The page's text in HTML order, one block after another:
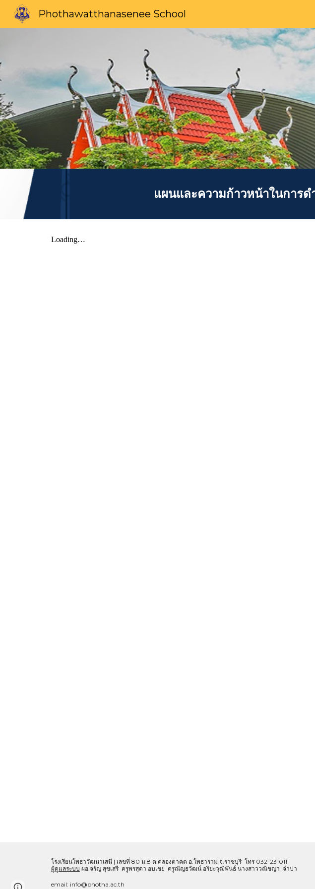
Phothawatthanasenee School
แผนและความก้าวหน้าในการด
โรงเรียนโพธาวัฒนาเสนี | เลขที่ 80 ม.8 ต.คลองตาคต อ.โพธาราม จ.ราชบุรี โทร 032-231011
ผู้ดูแลระบบ ผอ.จรัญ สุขเสรี ครูพรสุดา อบเชย ครูณัญธวัฒน์ อริยะวุฒิพันธ์ นางสาววณิชญา จำปา
email: info@photha.ac.th
Report abuse